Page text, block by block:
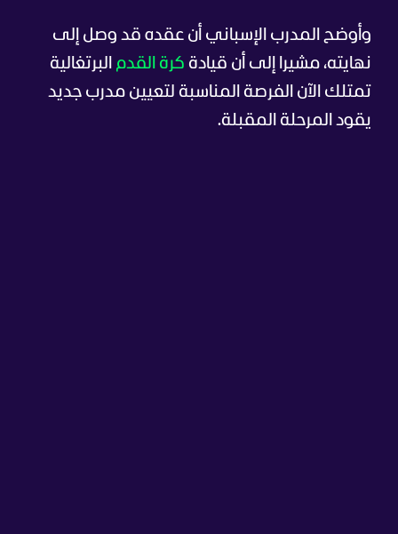
وأوضح المدرب الإسباني أن عقده قد وصل إلى
نهايته، مشيرا إلى أن قيادة كرة القدم البرتغالية
تمتلك الآن الفرصة المناسبة لتعيين مدرب جديد
يقود المرحلة المقبلة.